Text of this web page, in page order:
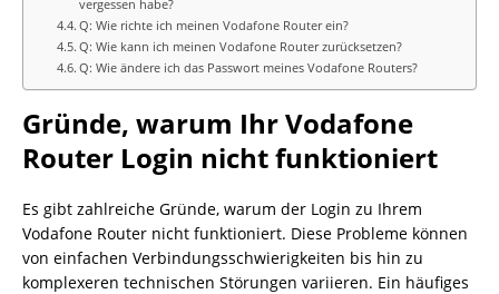
vergessen habe?
Q: Wie richte ich meinen Vodafone Router ein?
Q: Wie kann ich meinen Vodafone Router zurücksetzen?
Q: Wie ändere ich das Passwort meines Vodafone Routers?
Gründe, warum Ihr Vodafone
Router Login nicht funktioniert
Es gibt zahlreiche Gründe, warum der Login zu Ihrem
Vodafone Router nicht funktioniert. Diese Probleme können
von einfachen Verbindungsschwierigkeiten bis hin zu
komplexeren technischen Störungen variieren. Ein häufiges